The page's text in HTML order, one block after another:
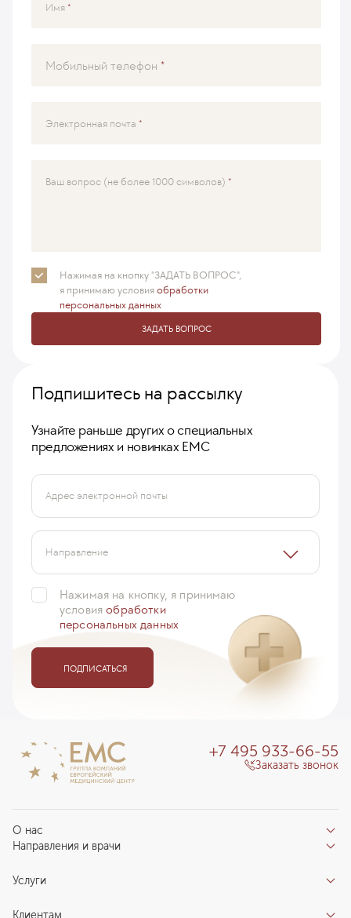
Имя
Мобильный телефон
Электронная почта
Ваш вопрос (не более 1000 символов)
Нажимая на кнопку "ЗАДАТЬ ВОПРОС",
я принимаюусловияобработки
персональных данных
ЗАДАТЬ ВОПРОС
Подпишитесь на рассылку
Узнайте раньше других о специальных
предложениях и новинках ЕМС
Адрес электронной почты
Направление
Нажимая на кнопку, я принимаю
условияобработки
персональных данных
ПОДПИСАТЬСЯ
О нас
Отзывы пациентов
О клинике
Направления и врачи
Направления
Центры компетенций
Услуги
Клиентам
+7 495 933-66-55
Заказать звонок